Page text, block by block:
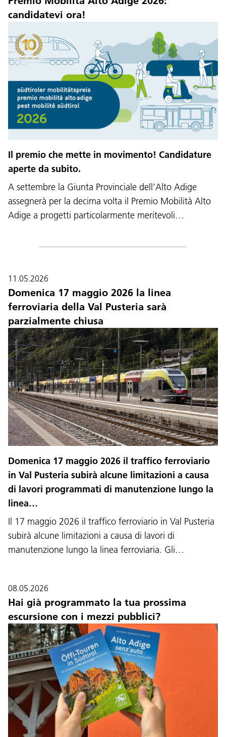
candidatevi ora!
Il premio che mette in movimento! Candidature
aperte da subito.
A settembre la Giunta Provinciale dell’Alto Adige
assegnerà per la decima volta il Premio Mobilità Alto
Adige a progetti particolarmente meritevoli…
11.05.2026
Domenica 17 maggio 2026 la linea
ferroviaria della Val Pusteria sarà
parzialmente chiusa
Domenica 17 maggio 2026 il traffico ferroviario
in Val Pusteria subirà alcune limitazioni a causa
di lavori programmati di manutenzione lungo la
linea…
Il 17 maggio 2026 il traffico ferroviario in Val Pusteria
subirà alcune limitazioni a causa di lavori di
manutenzione lungo la linea ferroviaria. Gli…
08.05.2026
Hai già programmato la tua prossima
escursione con i mezzi pubblici?